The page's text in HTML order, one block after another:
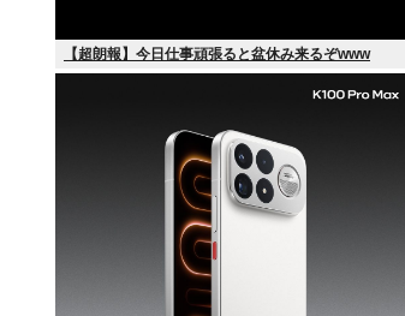
【超朗報】今日仕事頑張ると盆休み来るぞwww